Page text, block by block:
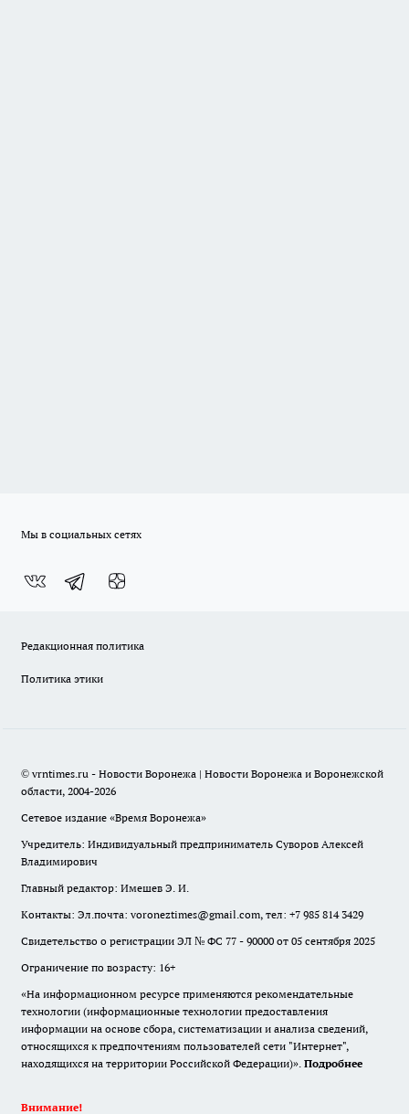
Мы в социальных сетях
Редакционная политика
Политика этики
© vrntimes.ru - Новости Воронежа | Новости Воронежа и Воронежской
области, 2004-2026
Сетевое издание «Время Воронежа»
Учредитель: Индивидуальный предприниматель Суворов Алексей
Владимирович
Главный редактор: Имешев Э. И.
Контакты: Эл.почта: voroneztimes@gmail.com, тел: +7 985 814 3429
Свидетельство о регистрации ЭЛ № ФС 77 - 90000 от 05 сентября 2025
Ограничение по возрасту: 16+
«На информационном ресурсе применяются рекомендательные
технологии (информационные технологии предоставления
информации на основе сбора, систематизации и анализа сведений,
относящихся к предпочтениям пользователей сети "Интернет",
находящихся на территории Российской Федерации)». Подробнее
Внимание!